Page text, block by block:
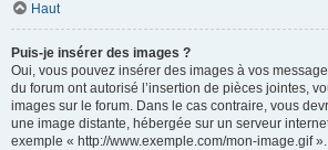
Haut
Puis-je insérer des images ?
Oui, vous pouvez insérer des images à vos
du forum ont autorisé l’insertion de pièces jointes,
images sur le forum. Dans le cas contraire, vous
une image distante, hébergée sur un serveur
exemple « http://www.exemple.com/mon-image.gif